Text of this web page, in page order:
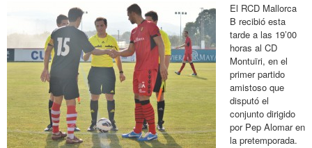
El RCD Mallorca
B recibió esta
tarde a las 19’00
horas al CD
Montuïri, en el
primer partido
amistoso que
disputó el
conjunto dirigido
por Pep Alomar en
la pretemporada.